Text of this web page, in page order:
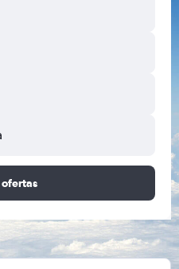
ofertas